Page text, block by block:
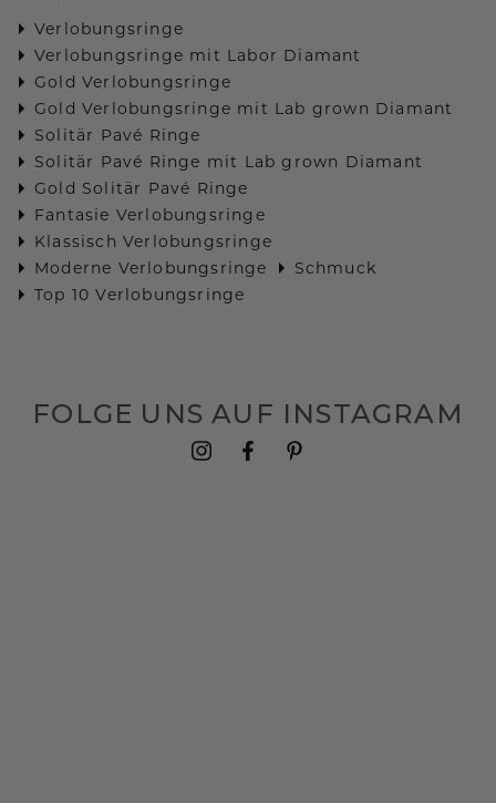
Verlobungsringe
Verlobungsringe mit Labor Diamant
Gold Verlobungsringe
Gold Verlobungsringe mit Lab grown Diamant
Solitär Pavé Ringe
Solitär Pavé Ringe mit Lab grown Diamant
Gold Solitär Pavé Ringe
Fantasie Verlobungsringe
Klassisch Verlobungsringe
Moderne Verlobungsringe
Schmuck
Top 10 Verlobungsringe
FOLGE UNS AUF INSTAGRAM